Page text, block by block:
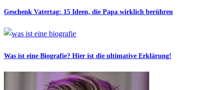
Geschenk Vatertag: 15 Ideen, die Papa wirklich berühren
Was ist eine Biografie? Hier ist die ultimative Erklärung!